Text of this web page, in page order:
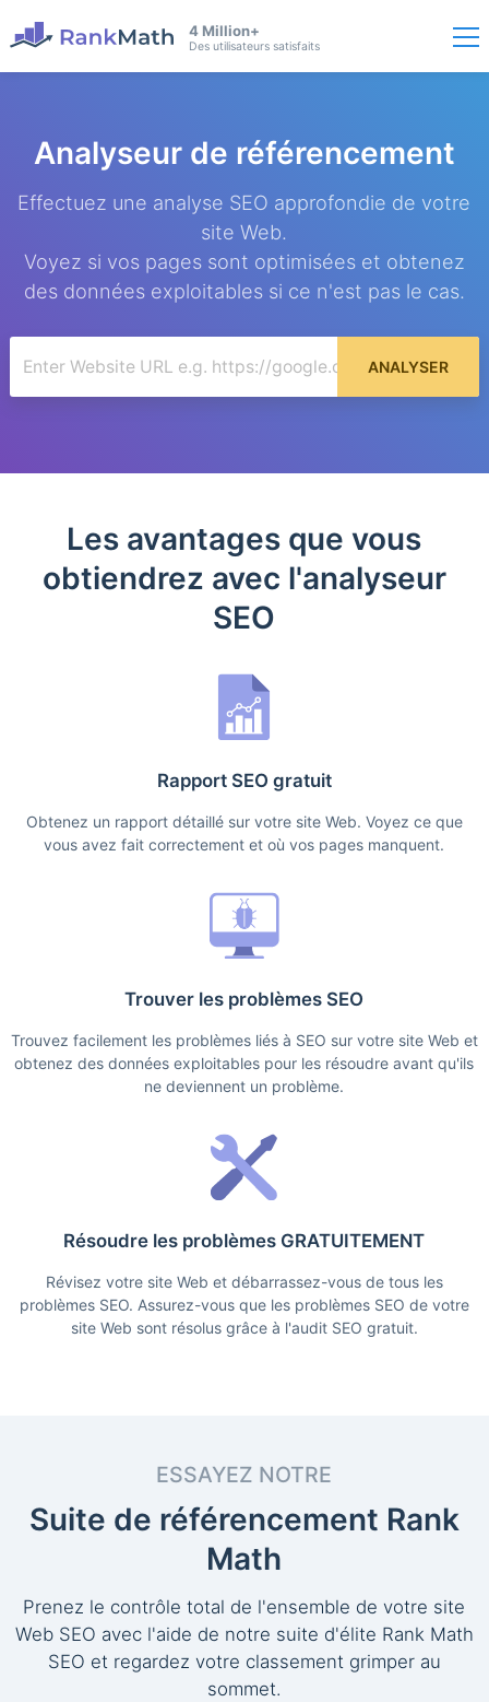
4 Million+
Des utilisateurs satisfaits
Analyseur de référencement
Effectuez une analyse SEO approfondie de votre
site Web.
Voyez si vos pages sont optimisées et obtenez
des données exploitables si ce n'est pas le cas.
ANALYSER
Les avantages que vous
obtiendrez avec l'analyseur
SEO
Rapport SEO gratuit
Obtenez un rapport détaillé sur votre site Web. Voyez ce que
vous avez fait correctement et où vos pages manquent.
Trouver les problèmes SEO
Trouvez facilement les problèmes liés à SEO sur votre site Web et
obtenez des données exploitables pour les résoudre avant qu'ils
ne deviennent un problème.
Résoudre les problèmes GRATUITEMENT
Révisez votre site Web et débarrassez-vous de tous les
problèmes SEO. Assurez-vous que les problèmes SEO de votre
site Web sont résolus grâce à l'audit SEO gratuit.
ESSAYEZ NOTRE
Suite de référencement Rank
Math
Prenez le contrôle total de l'ensemble de votre site
Web SEO avec l'aide de notre suite d'élite Rank Math
SEO et regardez votre classement grimper au
sommet.